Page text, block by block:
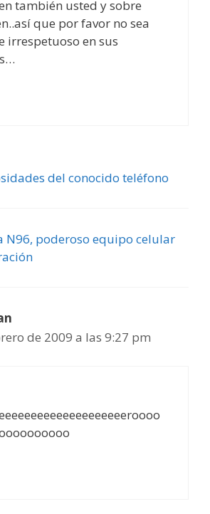
también usted y sobre
que por favor no sea
irrespetuoso en sus
del conocido teléfono
N96, poderoso equipo celular
de 2009 a las 9:27 pm